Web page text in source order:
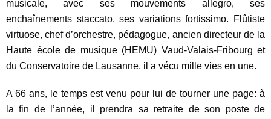
musicale, avec ses mouvements allegro, ses
enchaînements staccato, ses variations fortissimo. Flûtiste
virtuose, chef d’orchestre, pédagogue, ancien directeur de la
Haute école de musique (HEMU) Vaud-Valais-Fribourg et
du Conservatoire de Lausanne, il a vécu mille vies en une.
A 66 ans, le temps est venu pour lui de tourner une page: à
la fin de l’année, il prendra sa retraite de son poste de